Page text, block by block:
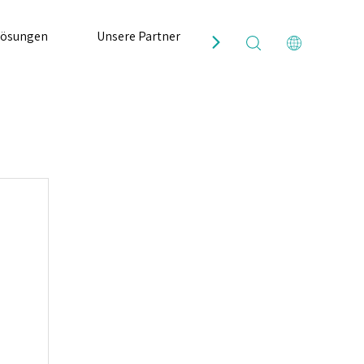
Unsere Partner Resources